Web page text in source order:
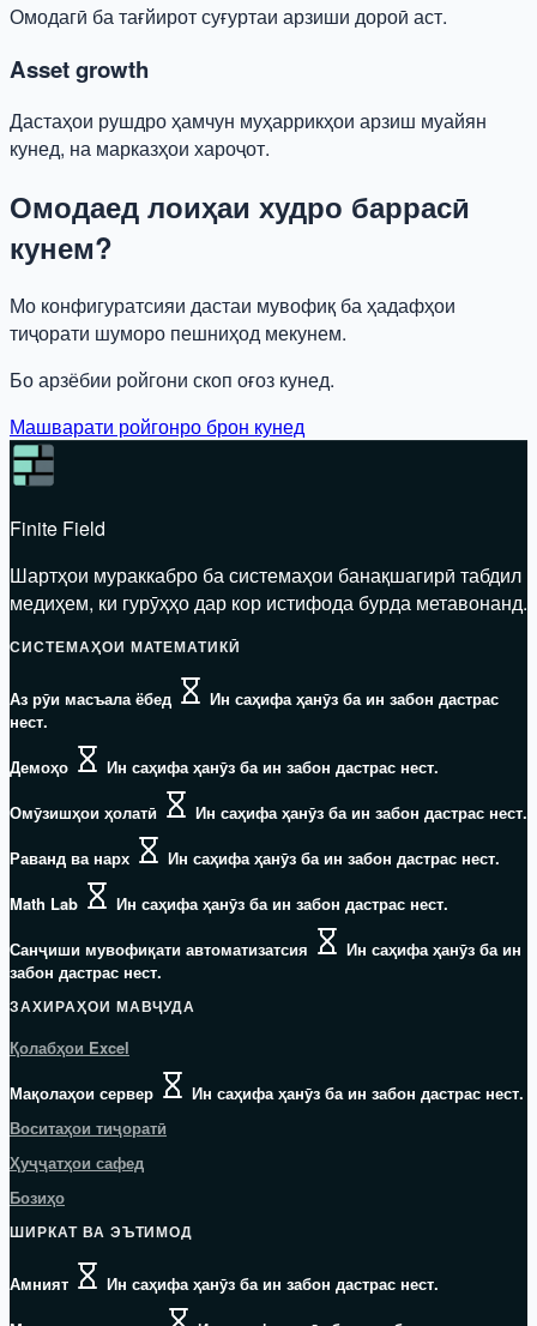
Омодагӣ ба тағйирот суғуртаи арзиши дороӣ аст.
Asset growth
Дастаҳои рушдро ҳамчун муҳаррикҳои арзиш муайян
кунед, на марказҳои хароҷот.
Омодаед лоиҳаи худро баррасӣ
кунем?
Мо конфигуратсияи дастаи мувофиқ ба ҳадафҳои
тиҷорати шуморо пешниҳод мекунем.
Бо арзёбии ройгони скоп оғоз кунед.
Машварати ройгонро брон кунед
Finite Field
Шартҳои мураккабро ба системаҳои банақшагирӣ табдил
медиҳем, ки гурӯҳҳо дар кор истифода бурда метавонанд.
СИСТЕМАҲОИ МАТЕМАТИКӢ
Аз рӯи масъала ёбед
Ин саҳифа ҳанӯз ба ин забон дастрас
нест.
Демоҳо
Ин саҳифа ҳанӯз ба ин забон дастрас нест.
Омӯзишҳои ҳолатӣ
Ин саҳифа ҳанӯз ба ин забон дастрас нест.
Раванд ва нарх
Ин саҳифа ҳанӯз ба ин забон дастрас нест.
Math Lab
Ин саҳифа ҳанӯз ба ин забон дастрас нест.
Санҷиши мувофиқати автоматизатсия
Ин саҳифа ҳанӯз ба ин
забон дастрас нест.
ЗАХИРАҲОИ МАВҶУДА
Қолабҳои Excel
Мақолаҳои сервер
Ин саҳифа ҳанӯз ба ин забон дастрас нест.
Воситаҳои тиҷоратӣ
Ҳуҷҷатҳои сафед
Бозиҳо
ШИРКАТ ВА ЭЪТИМОД
Амният
Ин саҳифа ҳанӯз ба ин забон дастрас нест.